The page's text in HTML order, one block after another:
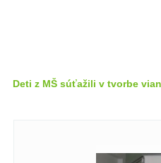
Deti z MŠ súťažili v tvorbe